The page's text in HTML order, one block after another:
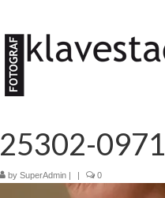
25302-0971
by SuperAdmin | | 0